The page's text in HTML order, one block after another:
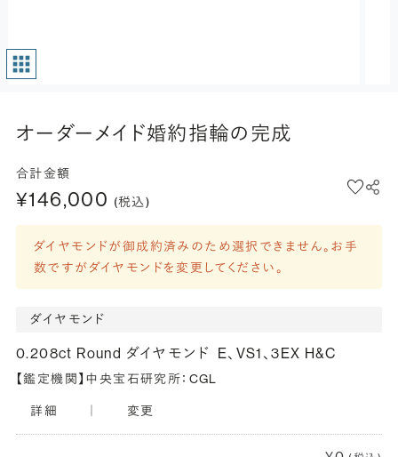
オーダーメイド婚約指輪の完成
合計金額
¥146,000 (税込)
ダイヤモンドが御成約済みのため選択できません。お手
数ですがダイヤモンドを変更してください。
ダイヤモンド
0.208ct Round ダイヤモンド E、VS1、3EX H&C
【鑑定機関】中央宝石研究所：CGL
詳細 変更